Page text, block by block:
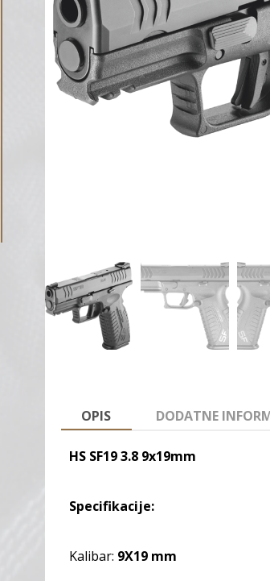
OPIS DODATNE
HS SF19 3.8 9x19mm
Specifikacije:
Kalibar: 9X19 mm